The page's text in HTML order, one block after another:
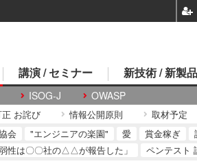
ISOG-J OWASP
講演 / セミナー 新技術 / 新製
お詫び 情報公開原則 取材予定
会 "エンジニアの楽園" 愛 賞金稼ぎ
弱性は〇〇社の△△が報告した」
ペンテスト